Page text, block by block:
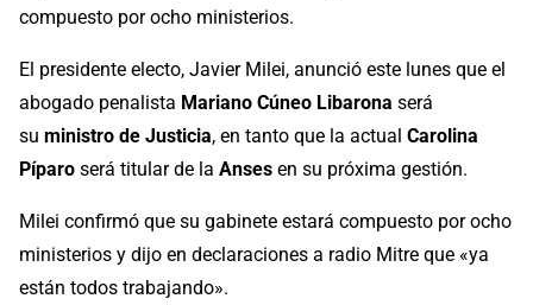
compuesto por ocho ministerios.
El presidente electo, Javier Milei, anunció este lunes que el
abogado penalista Mariano Cúneo Libarona será
su ministro de Justicia, en tanto que la actual Carolina
Píparo será titular de la Anses en su próxima gestión.
Milei confirmó que su gabinete estará compuesto por ocho
ministerios y dijo en declaraciones a radio Mitre que «ya
están todos trabajando».